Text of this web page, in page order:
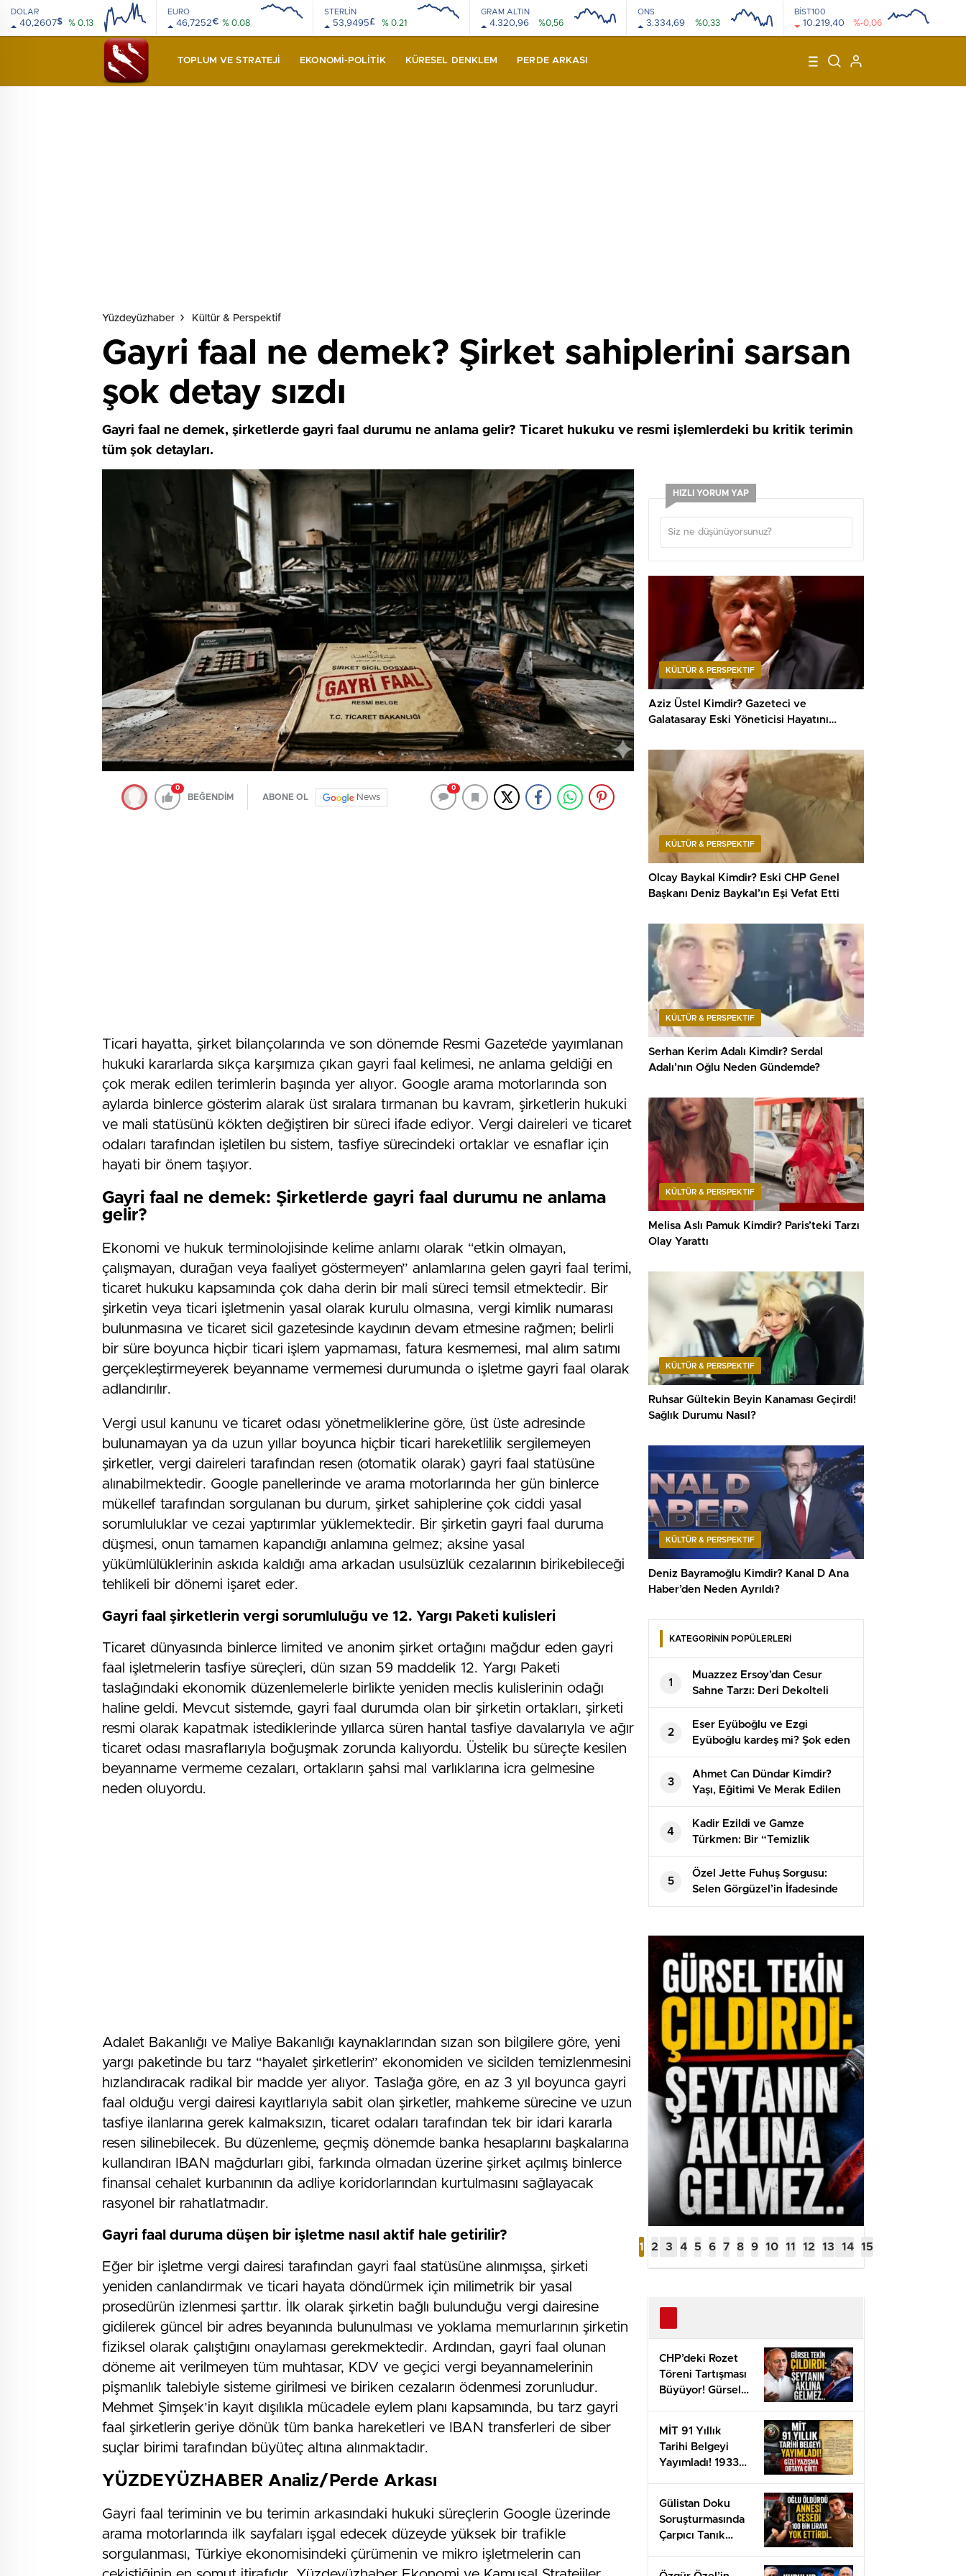
DOLAR
40,2607$ % 0.13
08:00 12:00
EURO
46,7252€ % 0.08
STERLİN
53,9495£ % 0.21
GRAM ALTIN
4.320,96 %0,56
ONS
3.334,69 %0,33
BİST100
10.219,40 %-0,06
TOPLUM VE STRATEJI EKONOMI-POLITIK KÜRESEL DENKLEM PERDE ARKASI
Yüzdeyüzhaber Kültür & Perspektif
Gayri faal ne demek? Şirket sahiplerini sarsan
şok detay sızdı
Gayri faal ne demek, şirketlerde gayri faal durumu ne anlama gelir? Ticaret hukuku ve resmi işlemlerdeki bu kritik terimin
tüm şok detayları.
0
BEĞENDİM ABONE OL News
0
Ticari hayatta, şirket bilançolarında ve son dönemde Resmi Gazete’de yayımlanan
hukuki kararlarda sıkça karşımıza çıkan gayri faal kelimesi, ne anlama geldiği en
çok merak edilen terimlerin başında yer alıyor. Google arama motorlarında son
aylarda binlerce gösterim alarak üst sıralara tırmanan bu kavram, şirketlerin hukuki
ve mali statüsünü kökten değiştiren bir süreci ifade ediyor. Vergi daireleri ve ticaret
odaları tarafından işletilen bu sistem, tasfiye sürecindeki ortaklar ve esnaflar için
hayati bir önem taşıyor.
Gayri faal ne demek: Şirketlerde gayri faal durumu ne anlama
gelir?
Ekonomi ve hukuk terminolojisinde kelime anlamı olarak “etkin olmayan,
çalışmayan, durağan veya faaliyet göstermeyen” anlamlarına gelen gayri faal terimi,
ticaret hukuku kapsamında çok daha derin bir mali süreci temsil etmektedir. Bir
şirketin veya ticari işletmenin yasal olarak kurulu olmasına, vergi kimlik numarası
bulunmasına ve ticaret sicil gazetesinde kaydının devam etmesine rağmen; belirli
bir süre boyunca hiçbir ticari işlem yapmaması, fatura kesmemesi, mal alım satımı
gerçekleştirmeyerek beyanname vermemesi durumunda o işletme gayri faal olarak
adlandırılır.
Vergi usul kanunu ve ticaret odası yönetmeliklerine göre, üst üste adresinde
bulunamayan ya da uzun yıllar boyunca hiçbir ticari hareketlilik sergilemeyen
şirketler, vergi daireleri tarafından resen (otomatik olarak) gayri faal statüsüne
alınabilmektedir. Google panellerinde ve arama motorlarında her gün binlerce
mükellef tarafından sorgulanan bu durum, şirket sahiplerine çok ciddi yasal
sorumluluklar ve cezai yaptırımlar yüklemektedir. Bir şirketin gayri faal duruma
düşmesi, onun tamamen kapandığı anlamına gelmez; aksine yasal
yükümlülüklerinin askıda kaldığı ama arkadan usulsüzlük cezalarının birikebileceği
tehlikeli bir dönemi işaret eder.
Gayri faal şirketlerin vergi sorumluluğu ve 12. Yargı Paketi kulisleri
Ticaret dünyasında binlerce limited ve anonim şirket ortağını mağdur eden gayri
faal işletmelerin tasfiye süreçleri, dün sızan 59 maddelik 12. Yargı Paketi
taslağındaki ekonomik düzenlemelerle birlikte yeniden meclis kulislerinin odağı
haline geldi. Mevcut sistemde, gayri faal durumda olan bir şirketin ortakları, şirketi
resmi olarak kapatmak istediklerinde yıllarca süren hantal tasfiye davalarıyla ve ağır
ticaret odası masraflarıyla boğuşmak zorunda kalıyordu. Üstelik bu süreçte kesilen
beyanname vermeme cezaları, ortakların şahsi mal varlıklarına icra gelmesine
neden oluyordu.
Adalet Bakanlığı ve Maliye Bakanlığı kaynaklarından sızan son bilgilere göre, yeni
yargı paketinde bu tarz “hayalet şirketlerin” ekonomiden ve sicilden temizlenmesini
hızlandıracak radikal bir madde yer alıyor. Taslağa göre, en az 3 yıl boyunca gayri
faal olduğu vergi dairesi kayıtlarıyla sabit olan şirketler, mahkeme sürecine ve uzun
tasfiye ilanlarına gerek kalmaksızın, ticaret odaları tarafından tek bir idari kararla
resen silinebilecek. Bu düzenleme, geçmiş dönemde banka hesaplarını başkalarına
kullandıran IBAN mağdurları gibi, farkında olmadan üzerine şirket açılmış binlerce
finansal cehalet kurbanının da adliye koridorlarından kurtulmasını sağlayacak
rasyonel bir rahatlatmadır.
Gayri faal duruma düşen bir işletme nasıl aktif hale getirilir?
Eğer bir işletme vergi dairesi tarafından gayri faal statüsüne alınmışsa, şirketi
yeniden canlandırmak ve ticari hayata döndürmek için milimetrik bir yasal
prosedürün izlenmesi şarttır. İlk olarak şirketin bağlı bulunduğu vergi dairesine
gidilerek güncel bir adres beyanında bulunulması ve yoklama memurlarının şirketin
fiziksel olarak çalıştığını onaylaması gerekmektedir. Ardından, gayri faal olunan
döneme ait verilmeyen tüm muhtasar, KDV ve geçici vergi beyannamelerinin
pişmanlık talebiyle sisteme girilmesi ve biriken cezaların ödenmesi zorunludur.
Mehmet Şimşek’in kayıt dışılıkla mücadele eylem planı kapsamında, bu tarz gayri
faal şirketlerin geriye dönük tüm banka hareketleri ve IBAN transferleri de siber
suçlar birimi tarafından büyüteç altına alınmaktadır.
YÜZDEYÜZHABER Analiz/Perde Arkası
Gayri faal teriminin ve bu terimin arkasındaki hukuki süreçlerin Google üzerinde
arama motorlarında ilk sayfaları işgal edecek düzeyde yüksek bir trafikle
sorgulanması, Türkiye ekonomisindeki çürümenin ve mikro işletmelerin can
HIZLI YORUM YAP
KÜLTÜR & PERSPEKTIF
Aziz Üstel Kimdir? Gazeteci ve
Galatasaray Eski Yöneticisi Hayatını
KÜLTÜR & PERSPEKTIF
Olcay Baykal Kimdir? Eski CHP Genel
Başkanı Deniz Baykal’ın Eşi Vefat Etti
KÜLTÜR & PERSPEKTIF
Serhan Kerim Adalı Kimdir? Serdal
Adalı’nın Oğlu Neden Gündemde?
KÜLTÜR & PERSPEKTIF
Melisa Aslı Pamuk Kimdir? Paris’teki Tarzı
Olay Yarattı
KÜLTÜR & PERSPEKTIF
Ruhsar Gültekin Beyin Kanaması Geçirdi!
Sağlık Durumu Nasıl?
KÜLTÜR & PERSPEKTIF
Deniz Bayramoğlu Kimdir? Kanal D Ana
Haber’den Neden Ayrıldı?
KATEGORİNİN POPÜLERLERİ
1
Muazzez Ersoy’dan Cesur
Sahne Tarzı: Deri Dekolteli
Seçimi Tartışma Yarattı!
2
Eser Eyüboğlu ve Ezgi
Eyüboğlu kardeş mi? Şok eden
aile köken
3
Ahmet Can Dündar Kimdir?
Yaşı, Eğitimi Ve Merak Edilen
Özel Hayatı
4
Kadir Ezildi ve Gamze
Türkmen: Bir “Temizlik
İmparatorluğu”nun Yeni
Adımları!
5
Özel Jette Fuhuş Sorgusu:
Selen Görgüzel’in İfadesinde
Emel Müftüoğlu Detayı
CHP’deki Rozet
Töreni Tartışması
Büyüyor! Gürsel
Duyurusunu
Açıkladı
MİT 91 Yıllık
Tarihi Belgeyi
Yayımladı! 1933
Gülistan Doku
Soruşturmasında
Çarpıcı Tanık